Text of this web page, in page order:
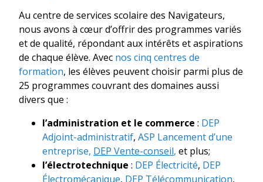
Au centre de services scolaire des Navigateurs,
nous avons à cœur d’offrir des programmes variés
et de qualité, répondant aux intérêts et aspirations
de chaque élève. Avec nos cinq centres de
formation, les élèves peuvent choisir parmi plus de
25 programmes couvrant des domaines aussi
divers que :
l’administration et le commerce : DEP
Adjoint-administratif, ASP Lancement d’une
entreprise, DEP Vente-conseil, et plus;
l’électrotechnique : DEP Électricité, DEP
Électromécanique, DEP Télécommunication,